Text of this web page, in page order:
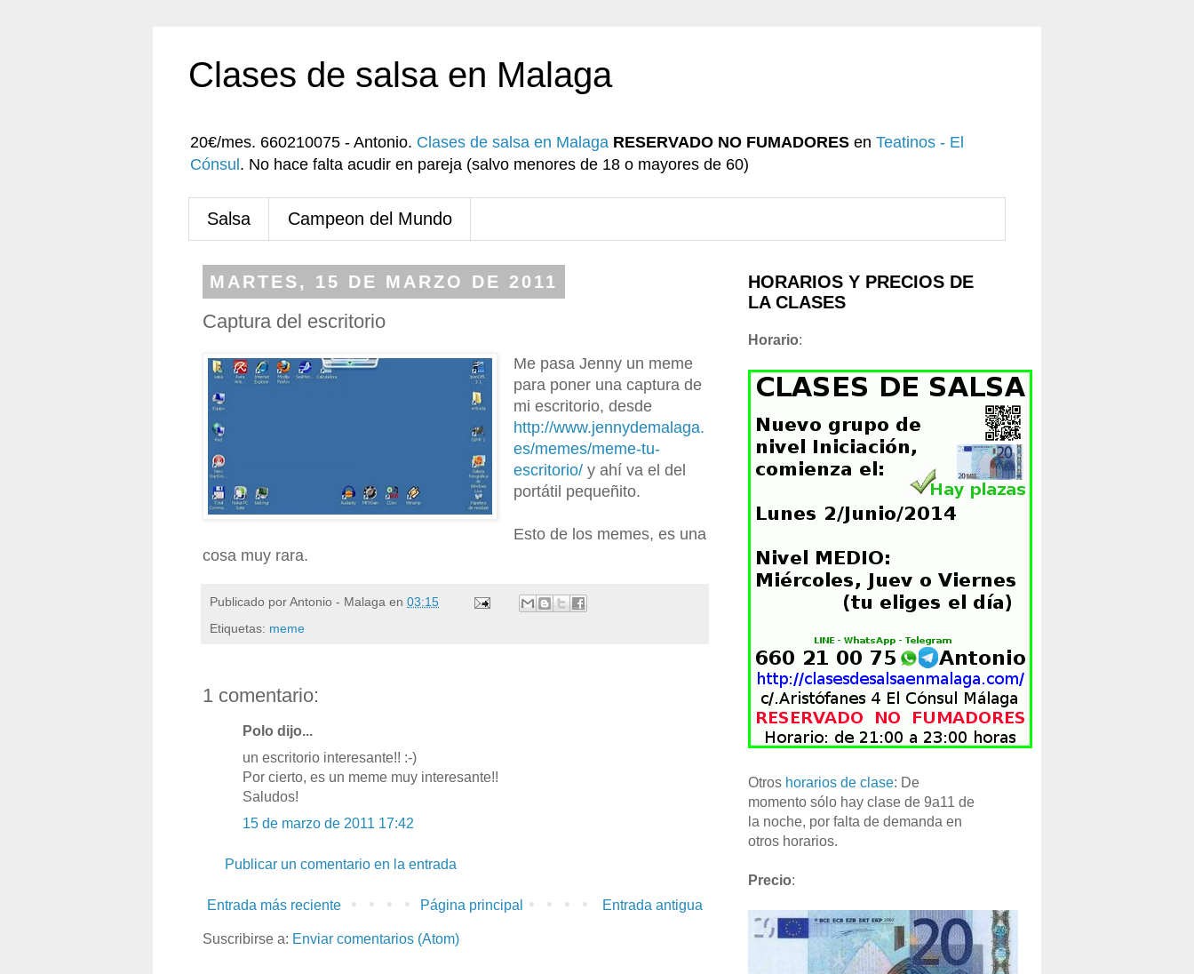
Clases de salsa en Malaga
20€/mes. 660210075 - Antonio. Clases de salsa en Malaga RESERVADO NO FUMADORES en Teatinos - El
Cónsul . No hace falta acudir en pareja (salvo menores de 18 o mayores de 60)
Salsa Campeon del Mundo
MARTES, 15 DE MARZO DE 2011
Captura del escritorio
Me pasa Jenny un meme
para poner una captura de
mi escritorio, desde
http://www.jennydemalaga.
es/memes/meme-tu-
escritorio/y ahí va el del
portátil pequeñito.
Esto de los memes, es una
cosa muy rara.
Publicado porAntonio - Malaga en 03:15
Etiquetas: meme
1 comentario:
Polo dijo...
un escritorio interesante!! :-)
Por cierto, es un meme muy interesante!!
Saludos!
15 de marzo de 2011 17:42
Publicar un comentario en la entrada
Entrada más reciente Entrada antigua
Página principal
Suscribirse a: Enviar comentarios (Atom)
HORARIOS Y PRECIOS DE
LA CLASES
Horario:
Otros horarios de clase: De
momento sólo hay clase de 9a11 de
la noche, por falta de demanda en
otros horarios.
Precio: